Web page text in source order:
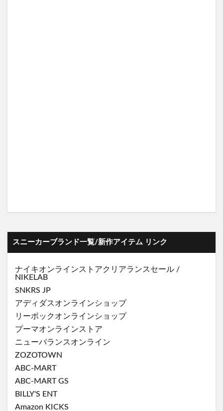
スニーカーブランド一覧/新作アイテム リンク
ナイキオンラインストアクリアランスセール /
NIKELAB
SNKRS JP
アディダスオンラインショップ
リーボックオンラインショップ
プーマオンラインストア
ニューバランスオンライン
ZOZOTOWN
ABC-MART
ABC-MART GS
BILLY'S ENT
Amazon KICKS